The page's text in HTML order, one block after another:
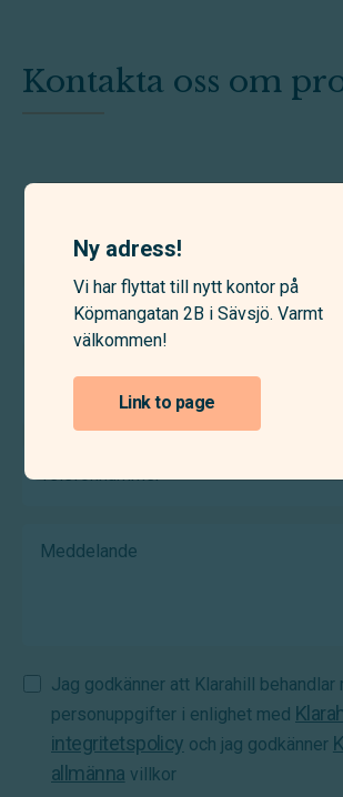
Kontakta oss om
(Required)
Efternamn
(Required)
(Required)
(Required)
Samtycke
(Required)
Jag godkänner att Klarahill behandlar
personuppgifter i enlighet med
integritetspolicy och jag godkänner
allmänna villkor
Ny adress!
Vi har flyttat till nytt kontor på
Köpmangatan 2B i Sävsjö. Varmt
välkommen!
Link to page